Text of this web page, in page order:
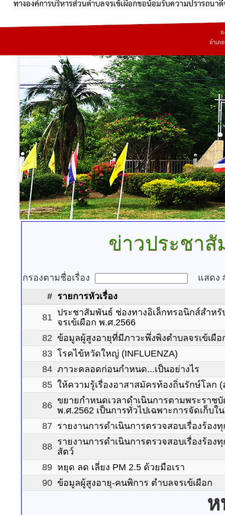
ข่าวประชาสั
กรองตามชื่อเรื่อง
แสดง
# รายการหัวเรื่อง
81 ประชาสัมพันธ์ ช่องทางอิเล็กทรอนิกส์สำห
จรเข้เผือก พ.ศ.2566
82 ข้อมูลผู้สูงอายุที่มีภาวะพึ่งพิงตำบลจรเข้เผือ
83 โรคไข้หวัดใหญ่ (INFLUENZA)
84 ภาวะคลอดก่อนกำหนด...เป็นอย่างไร
85 ให้ความรู้เรื่องอาสาสมัครท้องถิ่นรักษ์โลก (
86 ขยายกำหนดเวลาดำเนินการตามพระรา
พ.ศ.2562 เป็นการทั่วไปเฉพาะการจัดเก็บใ
87 รายงานการดำเนินการตรวจสอบเรื่องร้อง
88 รายงานการดำเนินการตรวจสอบเรื่องร้อง
สัตว์
89 หยุด ลด เลี่ยง PM 2.5 ด้วยมือเรา
90 ข้อมูลผู้สูงอายุ-คนพิการ ตำบลจรเข้เผือก
ห